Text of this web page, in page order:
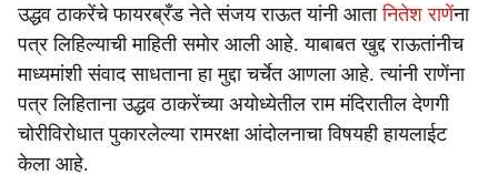
उद्धव ठाकरेंचे फायरब्रँड नेते संजय राऊत यांनी आतानितेश राणेंना
पत्र लिहिल्याची माहिती समोर आली आहे. याबाबत खुद्द राऊतांनीच
माध्यमांशी संवाद साधताना हा मुद्दा चर्चेत आणला आहे. त्यांनी राणेंना
पत्र लिहिताना उद्धव ठाकरेंच्या अयोध्येतील राम मंदिरातील देणगी
चोरीविरोधात पुकारलेल्या रामरक्षा आंदोलनाचा विषयही हायलाईट
केला आहे.